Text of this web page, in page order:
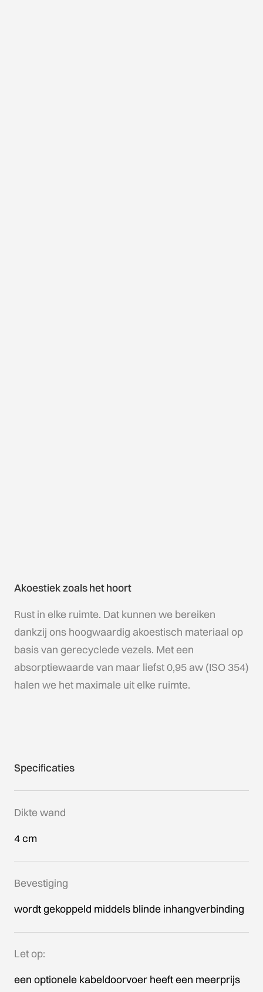
Akoestiek zoals het hoort
Rust in elke ruimte. Dat kunnen we bereiken
dankzij ons hoogwaardig akoestisch materiaal op
basis van gerecyclede vezels. Met een
absorptiewaarde van maar liefst 0,95 aw (ISO 354)
halen we het maximale uit elke ruimte.
Specificaties
Dikte wand
4 cm
Bevestiging
wordt gekoppeld middels blinde inhangverbinding
Let op:
een optionele kabeldoorvoer heeft een meerprijs